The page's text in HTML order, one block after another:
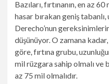
Bazıları, fırtınanın, en az
hasar bırakan geniş
Derecho’nun
düşünüyor. O zamana
göre, fırtına grubu,
mil rüzgara sahip olmalı ve
az 75 mil olmalıdır.